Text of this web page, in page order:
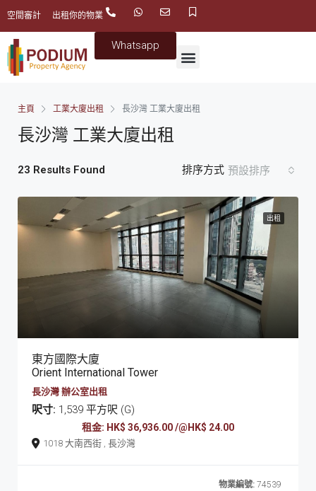
空間審計 出租你的物業
Whatsapp
主頁 工業大廈出租 長沙灣 工業大廈出租
長沙灣 工業大廈出租
23 Results Found 排序方式 預設排序
出租
東方國際大廈
Orient International Tower
長沙灣 辦公室出租
呎寸: 1,539 平方呎 (G)
租金: HK$ 36,936.00 /@HK$ 24.00
1018 大南西街 , 長沙灣
物業編號: 74539